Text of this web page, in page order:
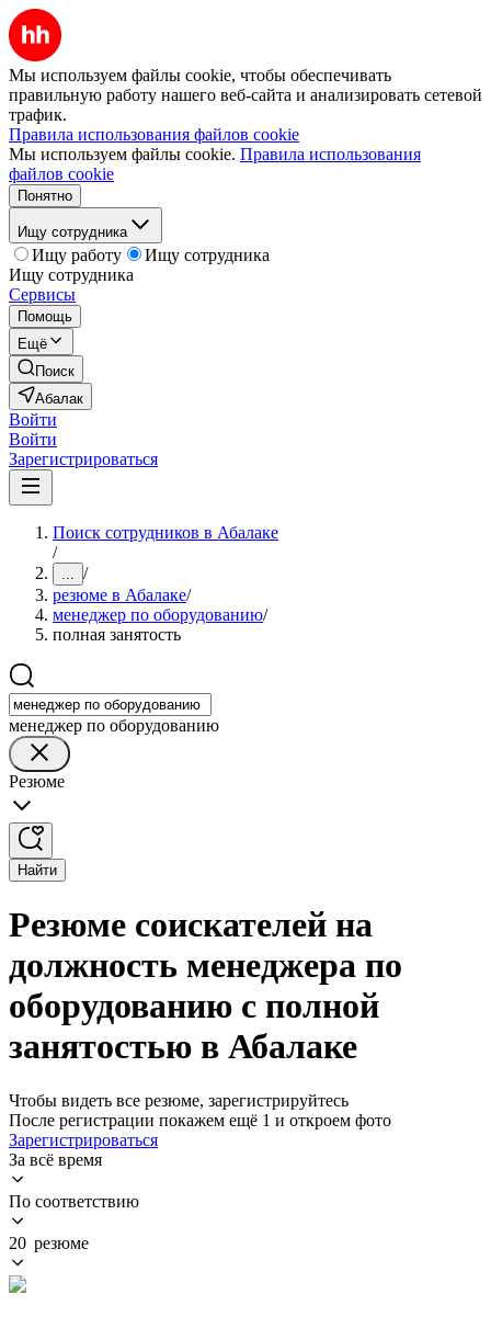
Мы используем файлы cookie, чтобы обеспечивать
правильную работу нашего веб-сайта и анализировать сетевой
трафик.
Правила использования файлов cookie
Мы используем файлы cookie. Правила использования
файлов cookie
Понятно
Ищу сотрудника
Ищу работу
Ищу сотрудника
Ищу сотрудника
Сервисы
Помощь
Ещё
Поиск
Абалак
Войти
Войти
Зарегистрироваться
Поиск сотрудников в Абалаке
/
... /
резюме в Абалаке/
менеджер по оборудованию/
полная занятость
менеджер по оборудованию
Резюме
Найти
Резюме соискателей на
должность менеджера по
оборудованию с полной
занятостью в Абалаке
Чтобы видеть все резюме, зарегистрируйтесь
После регистрации покажем ещё 1 и откроем фото
Зарегистрироваться
За всё время
По соответствию
20 резюме